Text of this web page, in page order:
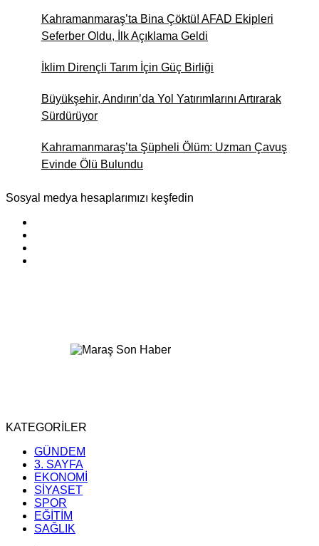
Kahramanmaraş’ta Bina Çöktü! AFAD Ekipleri
Seferber Oldu, İlk Açıklama Geldi
İklim Dirençli Tarım İçin Güç Birliği
Büyükşehir, Andırın’da Yol Yatırımlarını Artırarak
Sürdürüyor
Kahramanmaraş’ta Şüpheli Ölüm: Uzman Çavuş
Evinde Ölü Bulundu
Sosyal medya hesaplarımızı keşfedin
KATEGORİLER
GÜNDEM
3. SAYFA
EKONOMİ
SİYASET
SPOR
EĞİTİM
SAĞLIK